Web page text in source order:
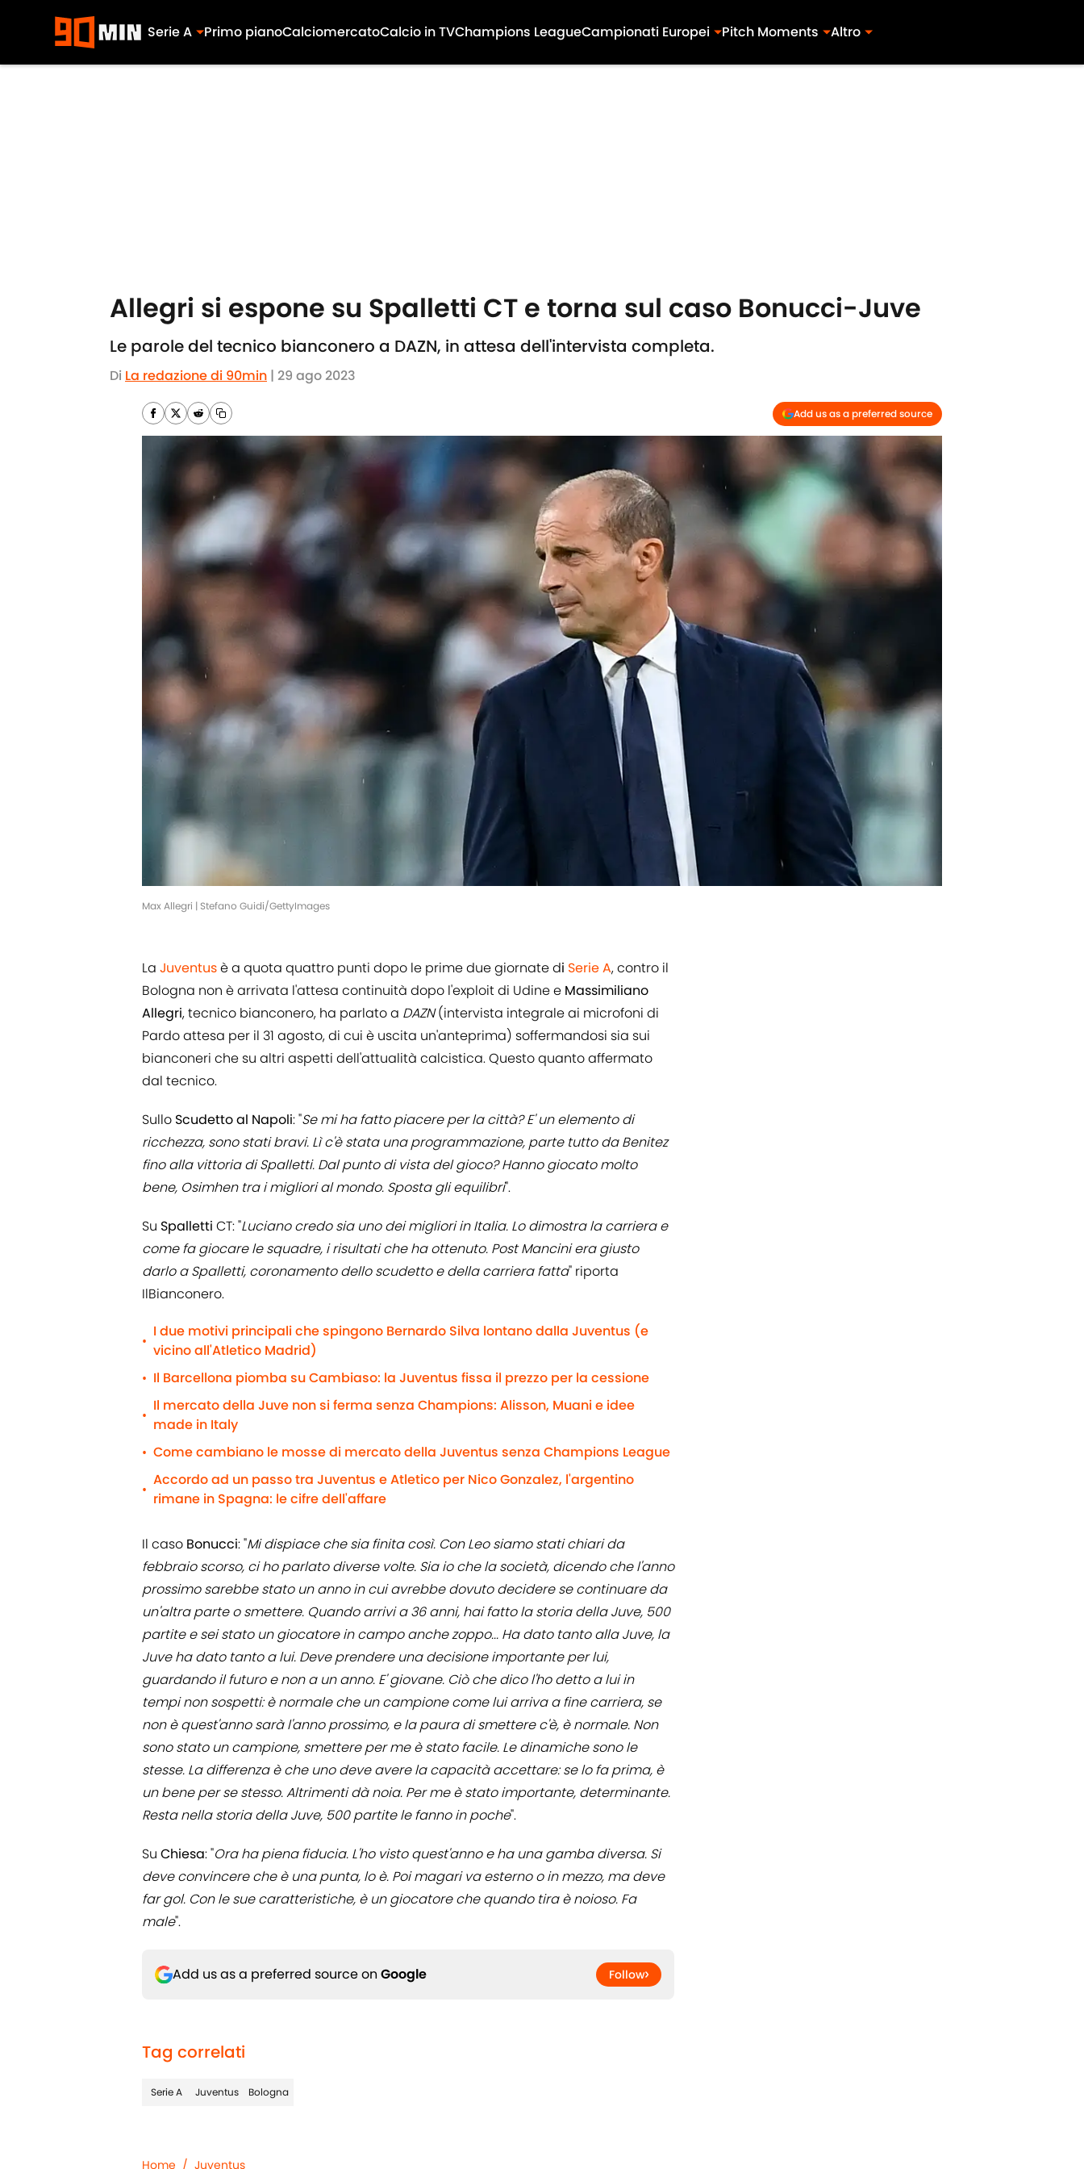
Serie A Primo pianoCalciomercatoCalcio in TVChampions LeagueCampionati Europei Pitch Moments Altro
Allegri si espone su Spalletti CT e torna sul caso Bonucci-Juve
Le parole del tecnico bianconero a DAZN, in attesa dell'intervista completa.
Di La redazione di 90min | 29 ago 2023
Add us as a preferred source
Max Allegri | Stefano Guidi/GettyImages
La Juventusè a quota quattro punti dopo le prime due giornate di Serie A, contro il
Bologna non è arrivata l'attesa continuità dopo l'exploit di Udine e Massimiliano
Allegri, tecnico bianconero, ha parlato a DAZN(intervista integrale ai microfoni di
Pardo attesa per il 31 agosto, di cui è uscita un'anteprima) soffermandosi sia sui
bianconeri che su altri aspetti dell'attualità calcistica. Questo quanto affermato
dal tecnico.
Sullo Scudetto al Napoli: "Se mi ha fatto piacere per la città? E' un elemento di
ricchezza, sono stati bravi. Lì c'è stata una programmazione, parte tutto da Benitez
fino alla vittoria di Spalletti. Dal punto di vista del gioco? Hanno giocato molto
bene, Osimhen tra i migliori al mondo. Sposta gli equilibri".
Su Spalletti CT: "Luciano credo sia uno dei migliori in Italia. Lo dimostra la carriera e
come fa giocare le squadre, i risultati che ha ottenuto. Post Mancini era giusto
darlo a Spalletti, coronamento dello scudetto e della carriera fatta" riporta
IlBianconero.
•
I due motivi principali che spingono Bernardo Silva lontano dalla Juventus (e
vicino all'Atletico Madrid)
• Il Barcellona piomba su Cambiaso: la Juventus fissa il prezzo per la cessione
•
Il mercato della Juve non si ferma senza Champions: Alisson, Muani e idee
made in Italy
• Come cambiano le mosse di mercato della Juventus senza Champions League
•
Accordo ad un passo tra Juventus e Atletico per Nico Gonzalez, l'argentino
rimane in Spagna: le cifre dell'affare
Il caso Bonucci: "Mi dispiace che sia finita così. Con Leo siamo stati chiari da
febbraio scorso, ci ho parlato diverse volte. Sia io che la società, dicendo che l'anno
prossimo sarebbe stato un anno in cui avrebbe dovuto decidere se continuare da
un'altra parte o smettere. Quando arrivi a 36 anni, hai fatto la storia della Juve, 500
partite e sei stato un giocatore in campo anche zoppo... Ha dato tanto alla Juve, la
Juve ha dato tanto a lui. Deve prendere una decisione importante per lui,
guardando il futuro e non a un anno. E' giovane. Ciò che dico l'ho detto a lui in
tempi non sospetti: è normale che un campione come lui arriva a fine carriera, se
non è quest'anno sarà l'anno prossimo, e la paura di smettere c'è, è normale. Non
sono stato un campione, smettere per me è stato facile. Le dinamiche sono le
stesse. La differenza è che uno deve avere la capacità accettare: se lo fa prima, è
un bene per se stesso. Altrimenti dà noia. Per me è stato importante, determinante.
Resta nella storia della Juve, 500 partite le fanno in poche".
Su Chiesa: "Ora ha piena fiducia. L'ho visto quest'anno e ha una gamba diversa. Si
deve convincere che è una punta, lo è. Poi magari va esterno o in mezzo, ma deve
far gol. Con le sue caratteristiche, è un giocatore che quando tira è noioso. Fa
male".
Add us as a preferred source on Google Follow
Tag correlati
Serie A Juventus Bologna
Home / Juventus